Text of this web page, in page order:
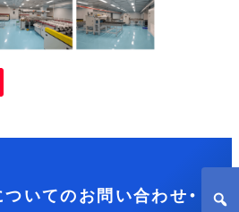
いてのお問い合わせ・ご